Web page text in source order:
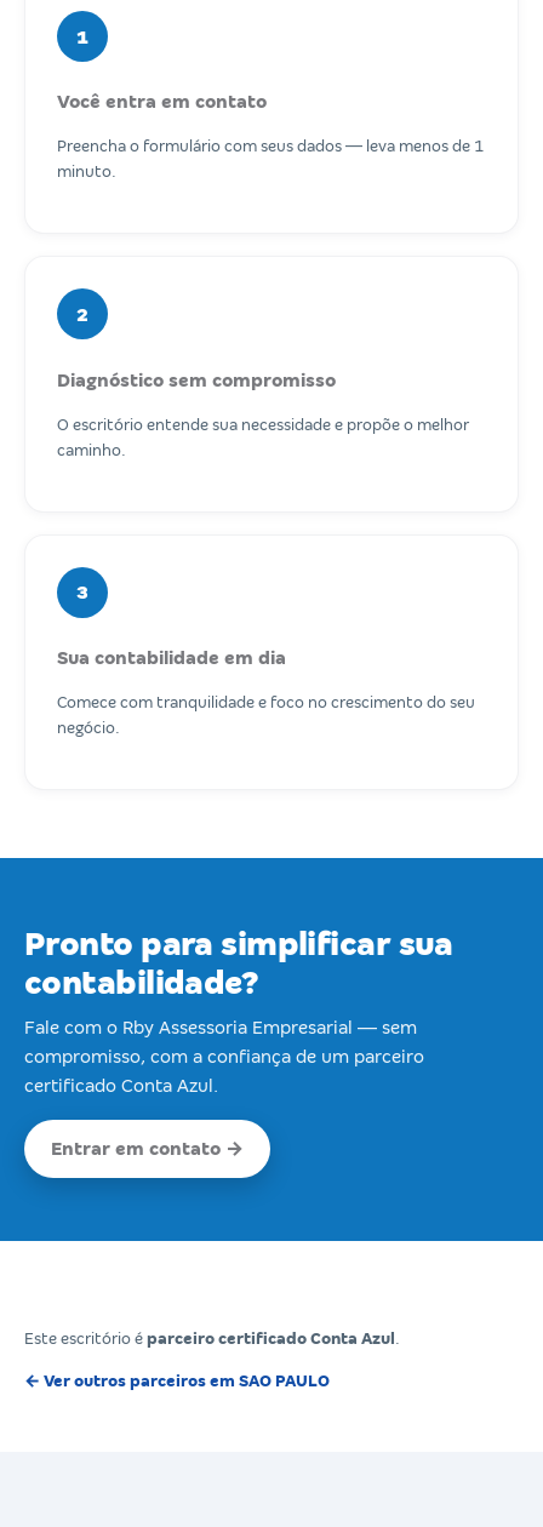
1
Você entra em contato
Preencha o formulário com seus dados — leva menos de 1
minuto.
2
Diagnóstico sem compromisso
O escritório entende sua necessidade e propõe o melhor
caminho.
3
Sua contabilidade em dia
Comece com tranquilidade e foco no crescimento do seu
negócio.
Pronto para simplificar sua
contabilidade?
Fale com o Rby Assessoria Empresarial — sem
compromisso, com a confiança de um parceiro
certificado Conta Azul.
Entrar em contato →
Este escritório é parceiro certificado Conta Azul
← Ver outros parceiros em SAO PAULO